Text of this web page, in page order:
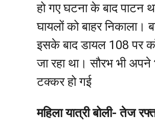
हो गए घटना के बाद पाटन
घायलों को बाहर निकाला।
इसके बाद डायल 108 पर
जा रहा था। सौरभ भी
टक्कर हो गई
महिला यात्री बोली- तेज